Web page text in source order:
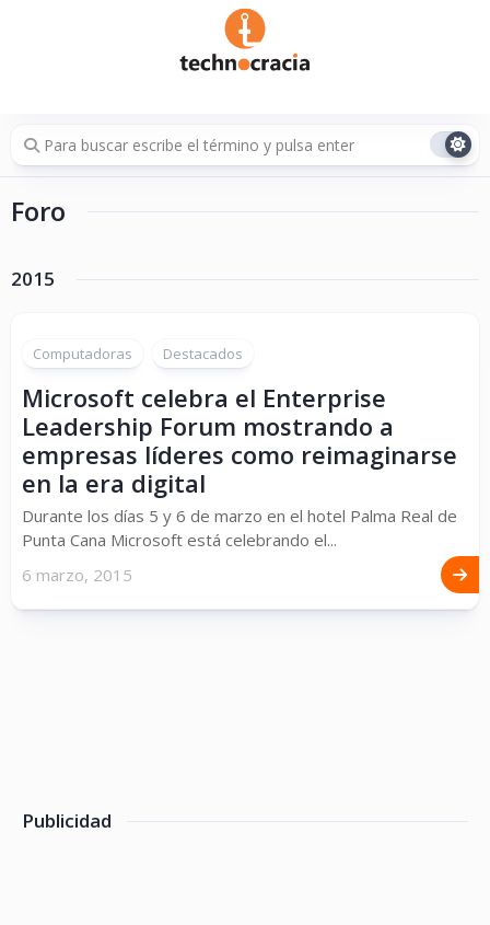
Foro
2015
Computadoras Destacados
Microsoft celebra el Enterprise
Leadership Forum mostrando a
empresas líderes como reimaginarse
en la era digital
Durante los días 5 y 6 de marzo en el hotel Palma Real de
Punta Cana Microsoft está celebrando el...
6 marzo, 2015
Publicidad